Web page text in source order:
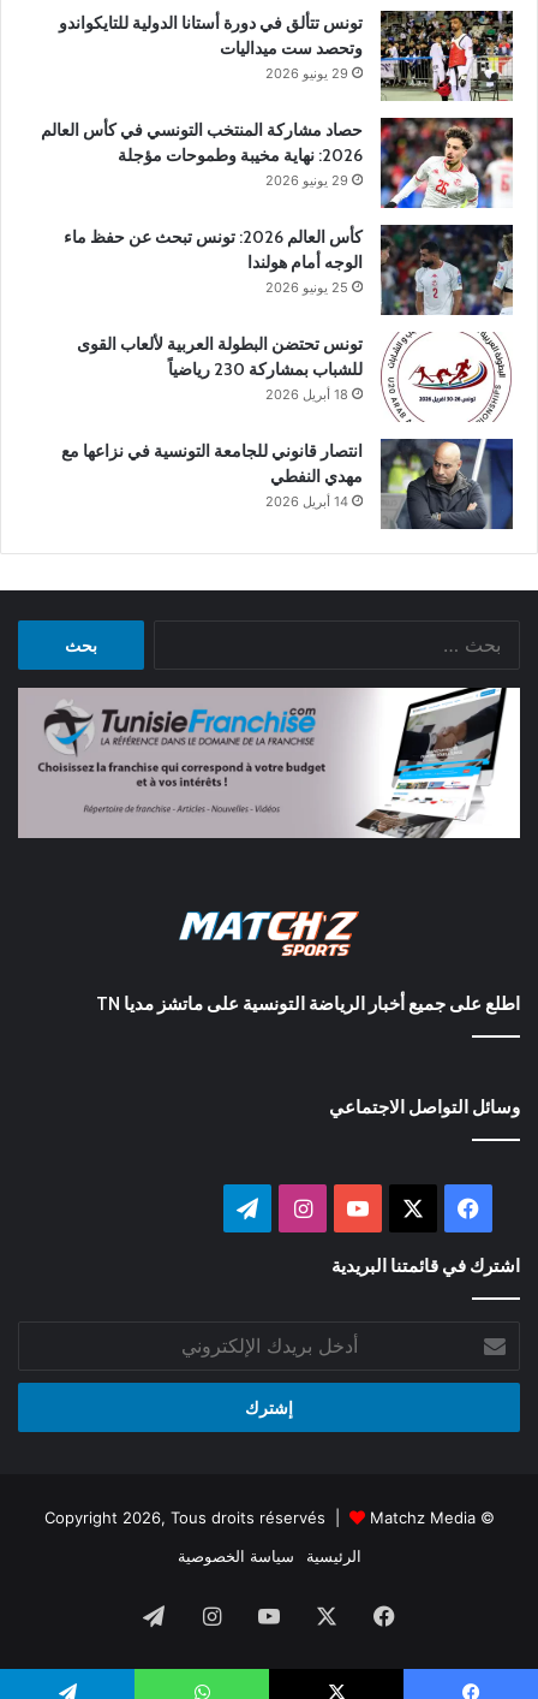
تونس تتألق في دورة أستانا الدولية للتايكواندو
وتحصد ست ميداليات
29 يونيو 2026
حصاد مشاركة المنتخب التونسي في كأس العالم
2026: نهاية مخيبة وطموحات مؤجلة
29 يونيو 2026
كأس العالم 2026: تونس تبحث عن حفظ ماء
الوجه أمام هولندا
25 يونيو 2026
تونس تحتضن البطولة العربية لألعاب القوى
للشباب بمشاركة 230 رياضياً
18 أبريل 2026
انتصار قانوني للجامعة التونسية في نزاعها مع
مهدي النفطي
14 أبريل 2026
اطلع على جميع أخبار الرياضة التونسية على ماتشز مديا TN
وسائل التواصل الاجتماعي
فيسبوك ‫YouTubeانستقرام
اشترك في قائمتنا البريدية
أدخل
بريدك
الإلكتروني
© Copyright 2026, Tous droits réservés |
Matchz Media
الرئيسية
سياسة الخصوصية
فيسبوك ‫YouTubeانستقرام